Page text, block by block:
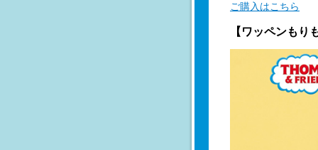
ご購入はこちら
【ワッペンもり